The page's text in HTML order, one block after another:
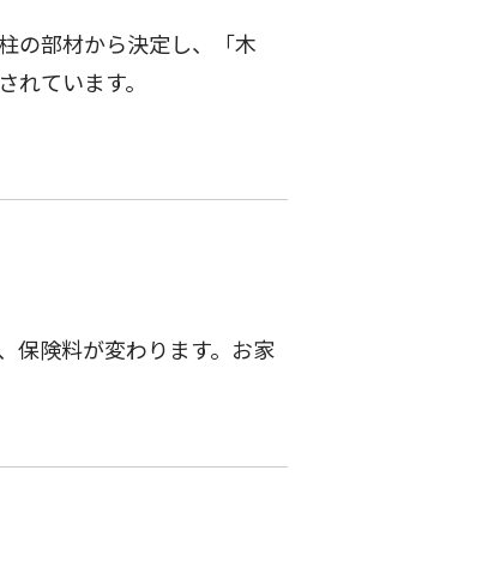
の部材から決定し、「木
ています。
保険料が変わります。お家